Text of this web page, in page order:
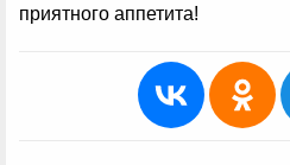
приятного аппетита!